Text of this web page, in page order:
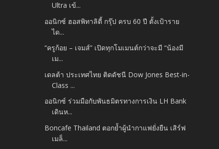
Ultra เข้...
ออนิกซ์ ฮอสพิทาลิตี้ กรุ๊ป ครบ 60 ปี ตั้งเป้าราย
ได...
“ครูก้อย – เจมส์” เปิดทุกโมเมนต์กว่าจะมี “น้องมี
เม...
เดลต้า ประเทศไทย ติดดัชนี Dow Jones Best-in-
Class ...
ออนิกซ์ ร่วมมือกับพันธมิตรทางการเงิน LH Bank
เดินห...
Boncafe Thailand ตอกย้ำผู้นำกาแฟยั่งยืน เสิร์ฟ
เมล็...